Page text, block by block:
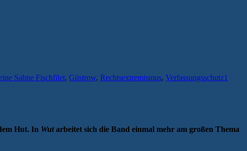
Sahne Fischfilet, Güstrow, Rechtsextremismus, Verfassungsschutz1
Hut. In Wutarbeitet sich die Band einmal mehr am großen Thema